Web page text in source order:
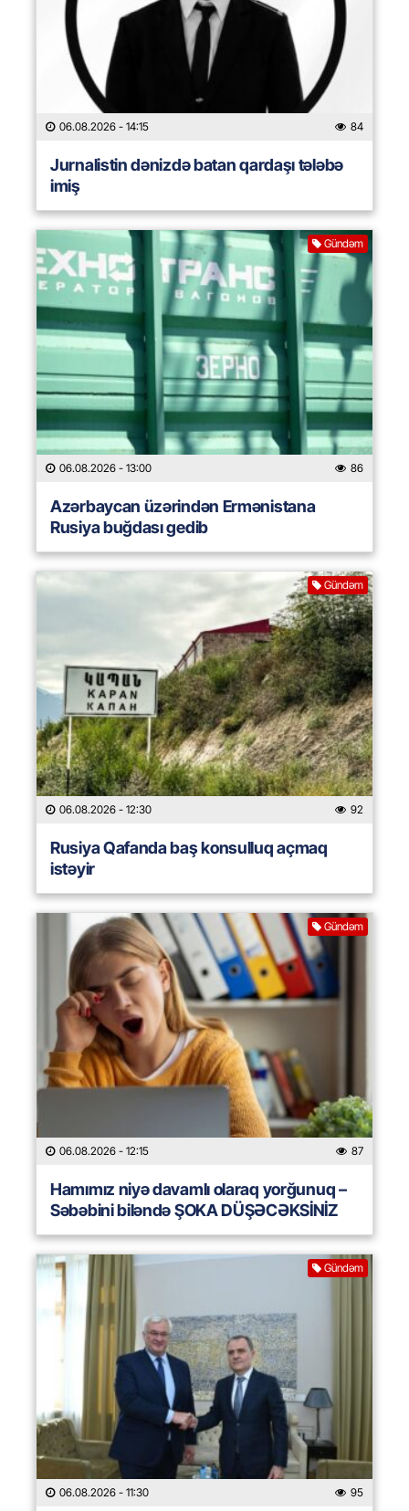
06.08.2026 - 14:15 84
Jurnalistin dənizdə batan qardaşı tələbə
imiş
Gündəm
06.08.2026 - 13:00 86
Azərbaycan üzərindən Ermənistana
Rusiya buğdası gedib
Gündəm
06.08.2026 - 12:30 92
Rusiya Qafanda baş konsulluq açmaq
istəyir
Gündəm
06.08.2026 - 12:15 87
Hamımız niyə davamlı olaraq yorğunuq –
Səbəbini biləndə ŞOKA DÜŞƏCƏKSİNİZ
Gündəm
06.08.2026 - 11:30 95